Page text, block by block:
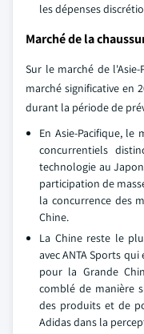
les dépenses
Marché de la
Sur le marché de
marché significative en
durant la période de
En Asie-Pacifique,
concurrentiels
technologie au
participation de
la concurrence des
Chine.
La Chine reste le
avec ANTA Sports
pour la Grande
comblé de manière
des produits et de
Adidas dans la